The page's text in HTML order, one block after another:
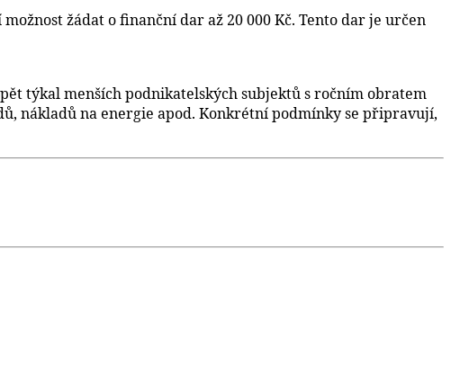
žádat o finanční dar až 20 000 Kč. Tento dar je určen
týkal menších podnikatelských subjektů s ročním obratem
nákladů na energie apod. Konkrétní podmínky se připravují,